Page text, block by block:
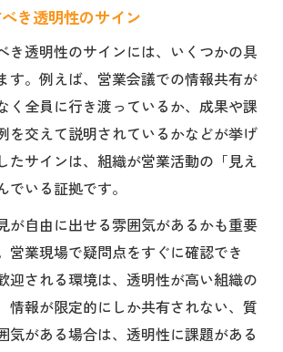
き透明性のサイン
き透明性のサインには、いくつかの具
す。例えば、営業会議での情報共有が
く全員に行き渡っているか、成果や課
を交えて説明されているかなどが挙げ
たサインは、組織が営業活動の「見え
でいる証拠です。
が自由に出せる雰囲気があるかも重要
営業現場で疑問点をすぐに確認でき
迎される環境は、透明性が高い組織の
情報が限定的にしか共有されない、質
気がある場合は、透明性に課題がある